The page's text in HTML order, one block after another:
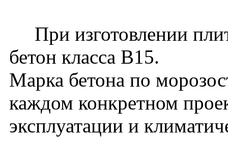
При изготовлении
бетон класса В15.
Марка бетона по
каждом конкретном
эксплуатации и